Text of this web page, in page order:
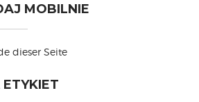
MOBILNIE
ETYKIET